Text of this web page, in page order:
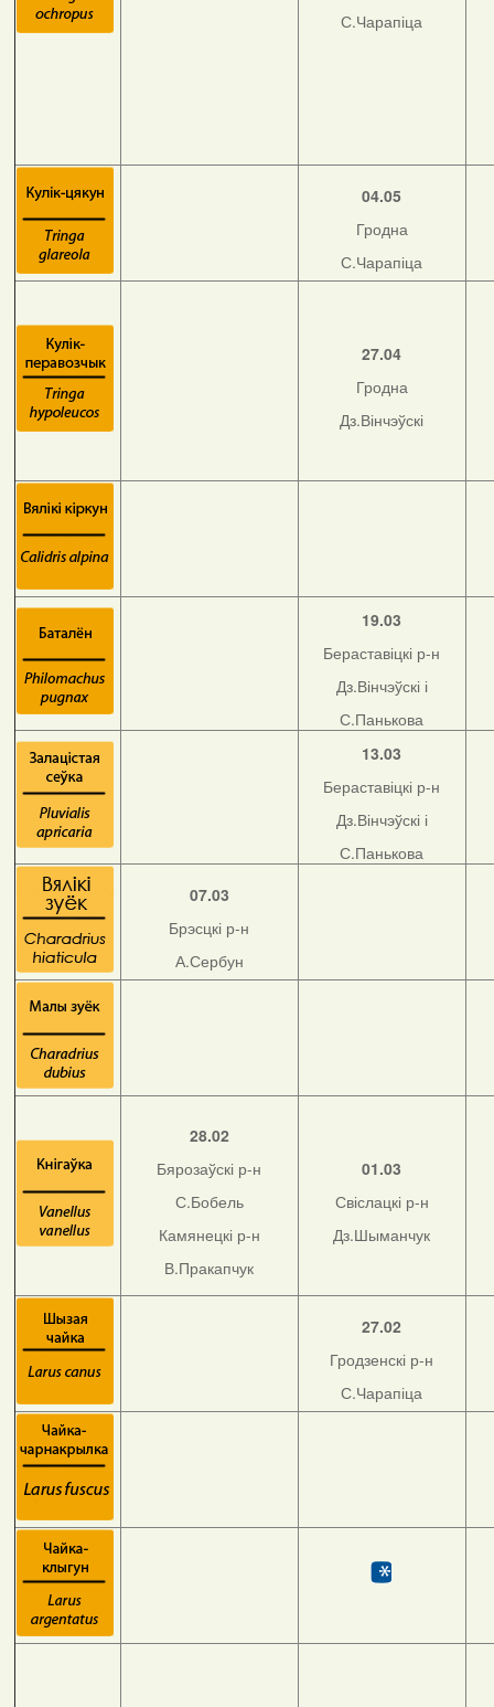
С.Чарапіца
04.05
Гродна
С.Чарапіца
27.04
Гродна
Дз.Вінчэўскі
19.03
Бераставіцкі р-н
Дз.Вінчэўскі і
С.Панькова
13.03
Бераставіцкі р-н
Дз.Вінчэўскі і
С.Панькова
07.03
Брэсцкі р-н
А.Сербун
28.02
Бярозаўскі р-н
С.Бобель
Камянецкі р-н
В.Пракапчук
01.03
Свіслацкі р-н
Дз.Шыманчук
27.02
Гродзенскі р-н
С.Чарапіца